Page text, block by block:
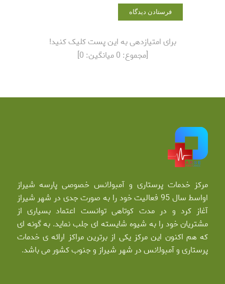
برای امتیازدهی به این پست کلیک کنید!
[مجموع: 0میانگین: 0
]
مرکز خدمات پرستاری و آمبولانس خصوصی پارسه شیراز
اواسط سال 95 فعالیت خود را به صورت جدی در شهر شیراز
آغاز کرد و در مدت کوتاهی توانست اعتماد بسیاری از
مشتریان خود را به شیوه شایسته ای جلب نماید. به گونه ای
که هم اکنون این مرکز یکی از برترین مراکز ارائه ی خدمات
پرستاری و آمبولانس در شهر شیراز و جنوب کشور می باشد.